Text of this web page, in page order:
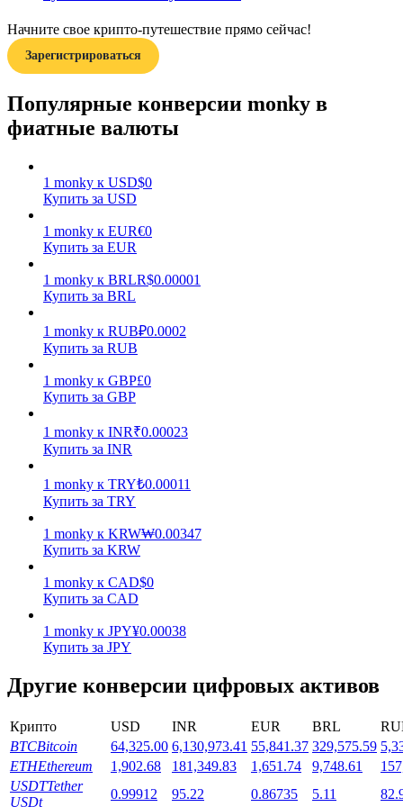
Заработок
Получайте конкурентные награды ежедневно
Стейкинг
Launchpool
Гибкая ставка для заработка популярных токенов
Начните свое крипто-путешествие прямо сейчас!
Зарегистрироваться
Популярные конверсии monky в
фиатные валюты
1 monky к USD$0
Купить за USD
1 monky к EUR€0
Купить за EUR
1 monky к BRLR$0.00001
Купить за BRL
1 monky к RUB₽0.0002
Купить за RUB
1 monky к GBP£0
Купить за GBP
1 monky к INR₹0.00023
Купить за INR
1 monky к TRY₺0.00011
Купить за TRY
1 monky к KRW₩0.00347
Купить за KRW
1 monky к CAD$0
Купить за CAD
1 monky к JPY¥0.00038
Купить за JPY
Другие конверсии цифровых активов
Крипто USD INR EUR BRL
BTCBitcoin 64,325.00 6,130,973.41 55,841.37 329,575.59
ETHEthereum 1,902.68 181,349.83 1,651.74 9,748.61
USDTTether
USDt
0.99912 95.22 0.86735 5.11